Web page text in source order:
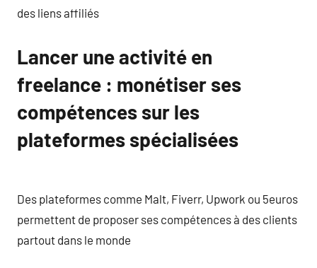
des liens affiliés
Lancer une activité en
freelance : monétiser ses
compétences sur les
plateformes spécialisées
Des plateformes comme Malt, Fiverr, Upwork ou 5euros
permettent de proposer ses compétences à des clients
partout dans le monde